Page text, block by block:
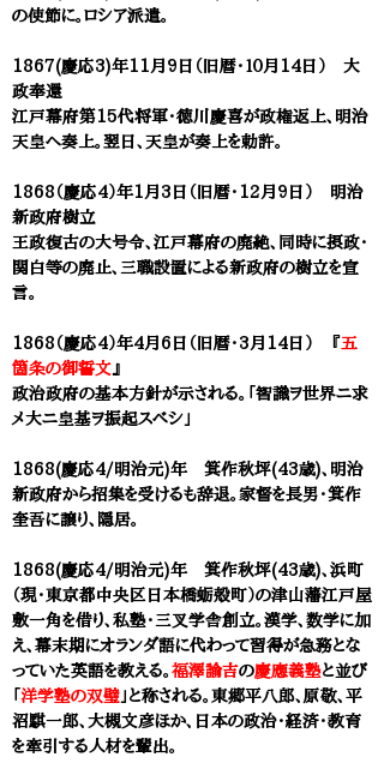
の使節に。ロシア派遣。
1867(慶応3)年11月9日（旧暦・１０月14日） 大
政奉還
江戸幕府第15代将軍・徳川慶喜が政権返上、明治
天皇へ奏上。翌日、天皇が奏上を勅許。
1868（慶応4）年1月3日（旧暦・12月9日） 明治
新政府樹立
王政復古の大号令、江戸幕府の廃絶、同時に摂政・
関白等の廃止、三職設置による新政府の樹立を宣
言。
1868（慶応4）年4月6日（旧暦・3月14日） 『五
箇条の御誓文』
政治政府の基本方針が示される。「智識ヲ世界ニ求
メ大ニ皇基ヲ振起スべシ」
1868(慶応4/明治元)年 箕作秋坪(43歳)、明治
新政府から招集を受けるも辞退。家督を長男・箕作
奎吾に譲り、隠居。
1868(慶応4/明治元)年 箕作秋坪(43歳)、浜町
（現・東京都中央区日本橋蛎殻町）の津山藩江戸屋
敷一角を借り、私塾・ 三叉学舎創立。漢学、数学に加
え、幕末期にオランダ語に代わって習得が急務とな
っていた英語を教える。 福澤諭吉の慶應義塾と並び
「 洋学塾の双璧 」と称される。東郷平八郎、原敬、平
沼騏一郎、大槻文彦ほか、日本の政治・経済・教育
を牽引する人材を輩出。